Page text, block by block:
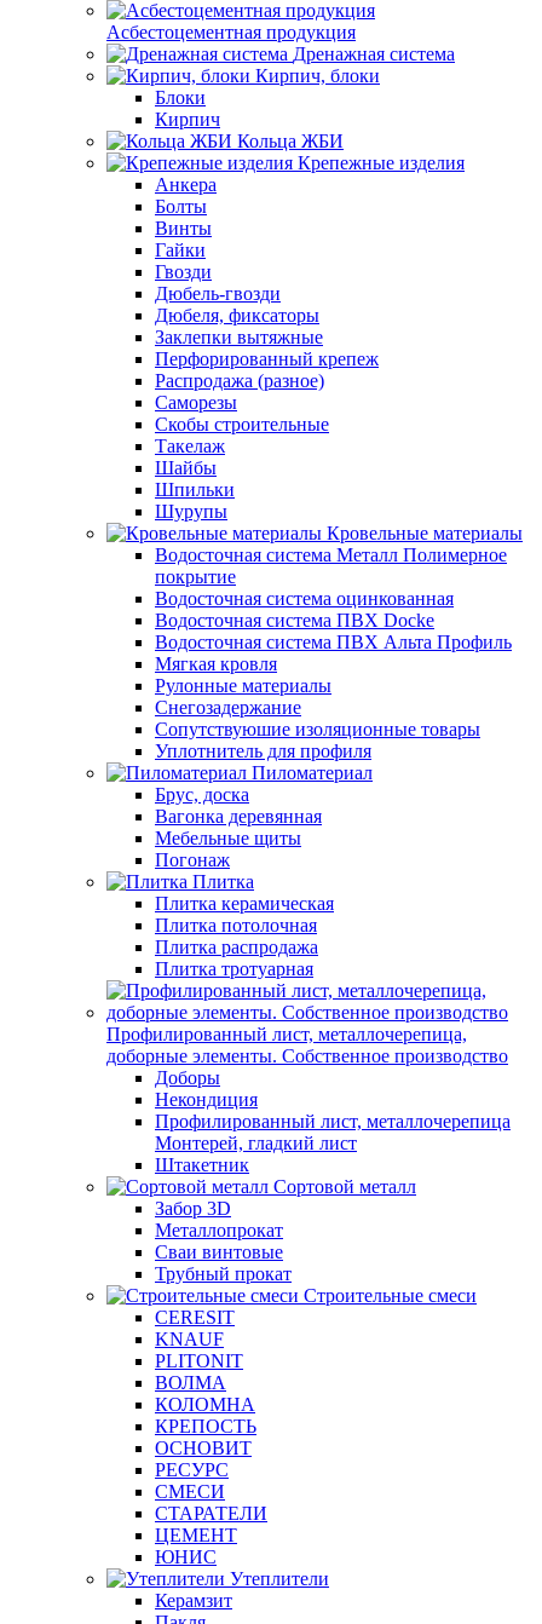
Асбестоцементная продукция
Дренажная система
Кирпич, блоки
Блоки
Кирпич
Кольца ЖБИ
Крепежные изделия
Анкера
Болты
Винты
Гайки
Гвозди
Дюбель-гвозди
Дюбеля, фиксаторы
Заклепки вытяжные
Перфорированный крепеж
Распродажа (разное)
Саморезы
Скобы строительные
Такелаж
Шайбы
Шпильки
Шурупы
Кровельные материалы
Водосточная система Металл Полимерное
покрытие
Водосточная система оцинкованная
Водосточная система ПВХ Docke
Водосточная система ПВХ Альта Профиль
Мягкая кровля
Рулонные материалы
Снегозадержание
Сопутствуюшие изоляционные товары
Уплотнитель для профиля
Пиломатериал
Брус, доска
Вагонка деревянная
Мебельные щиты
Погонаж
Плитка
Плитка керамическая
Плитка потолочная
Плитка распродажа
Плитка тротуарная
Профилированный лист, металлочерепица,
доборные элементы. Собственное производство
Доборы
Некондиция
Профилированный лист, металлочерепица
Монтерей, гладкий лист
Штакетник
Сортовой металл
Забор 3D
Металлопрокат
Сваи винтовые
Трубный прокат
Строительные смеси
CERESIT
KNAUF
PLITONIT
ВОЛМА
КОЛОМНА
КРЕПОСТЬ
ОСНОВИТ
РЕСУРС
СМЕСИ
СТАРАТЕЛИ
ЦЕМЕНТ
ЮНИС
Утеплители
Керамзит